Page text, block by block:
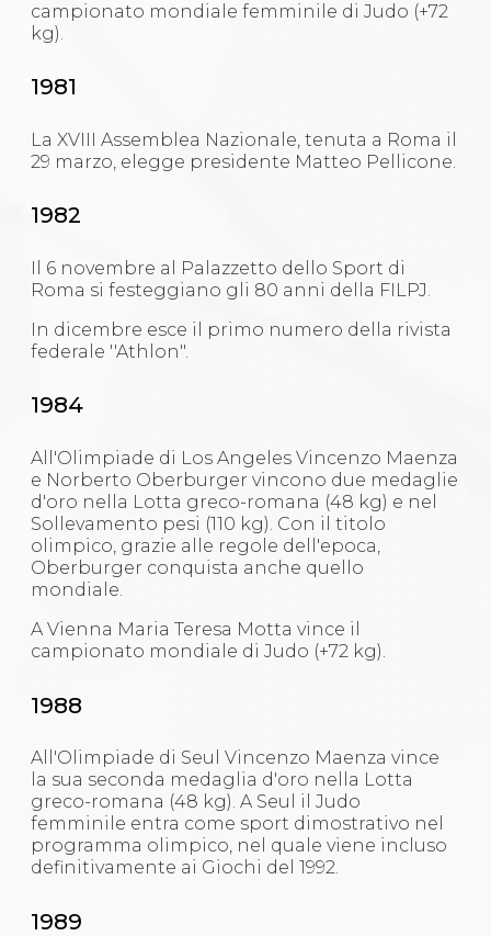
campionato mondiale femminile di Judo (+72
kg).
1981
La XVIII Assemblea Nazionale, tenuta a Roma il
29 marzo, elegge presidente Matteo Pellicone.
1982
Il 6 novembre al Palazzetto dello Sport di
Roma si festeggiano gli 80 anni della FILPJ.
In dicembre esce il primo numero della rivista
federale ''Athlon".
1984
All'Olimpiade di Los Angeles Vincenzo Maenza
e Norberto Oberburger vincono due medaglie
d'oro nella Lotta greco-romana (48 kg) e nel
Sollevamento pesi (110 kg). Con il titolo
olimpico, grazie alle regole dell'epoca,
Oberburger conquista anche quello
mondiale.
A Vienna Maria Teresa Motta vince il
campionato mondiale di Judo (+72 kg).
1988
All'Olimpiade di Seul Vincenzo Maenza vince
la sua seconda medaglia d'oro nella Lotta
greco-romana (48 kg). A Seul il Judo
femminile entra come sport dimostrativo nel
programma olimpico, nel quale viene incluso
definitivamente ai Giochi del 1992.
1989